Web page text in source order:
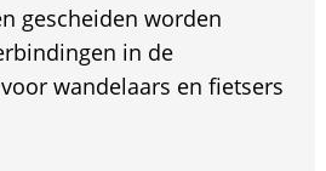
gescheiden worden
in de
wandelaars en fietsers